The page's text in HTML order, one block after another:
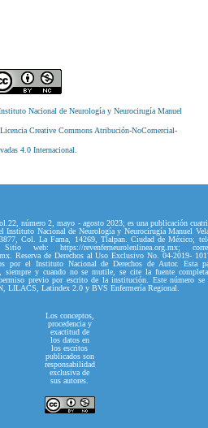
Nacional de Neurología y Neurocirugía Manuel
Licencia Creative Commons Atribución-NoComercial-
4.0 Internacional
número 2, mayo - agosto 2023; es una publicación
Instituto Nacional de Neurología y Neurocirugía Manuel
Col. La Fama, 14269, Tlalpan. Ciudad de México;
https://revenferneurolenlinea.org.mx;
Reserva de Derechos al Uso Exclusivo No. 04-2019-
por el Instituto Nacional de Derechos de Autor. Esta
siempre y cuando no se mutile, se cite la fuente
previo por escrito de la institución. Este número
LILACS, Latindex 2.0 y BVS Enfermería Regional.
Los conceptos,
procedencia y
exactitud de
los datos en
los escritos
publicados son
responsabilidad
exclusiva de
sus autores.